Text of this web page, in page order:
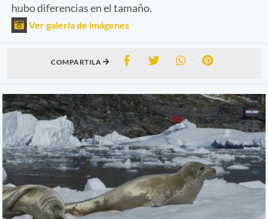
hubo diferencias en el tamaño.
Ver galería de imágenes
COMPARTILA